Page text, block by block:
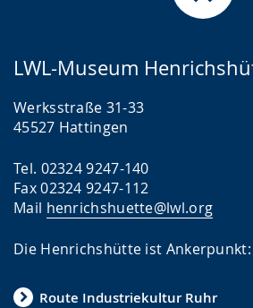
LWL-Museum
Werksstraße 31-33
45527 Hattingen
Tel. 02324 9247-140
Fax 02324 9247-112
Mail henrichshuette@lwl.org
Die Henrichshütte ist Ankerpunkt:
Route Industriekultur Ruhr